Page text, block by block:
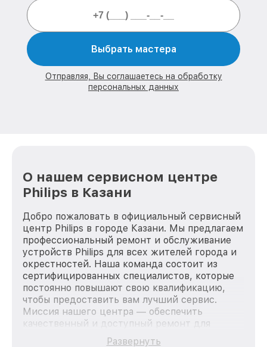
Выбрать мастера
Отправляя, Вы соглашаетесь на обработку
персональных данных
О нашем сервисном центре
Philips в Казани
Добро пожаловать в официальный сервисный
центр Philips в городе Казани. Мы предлагаем
профессиональный ремонт и обслуживание
устройств Philips для всех жителей города и
окрестностей. Наша команда состоит из
сертифицированных специалистов, которые
постоянно повышают свою квалификацию,
чтобы предоставить вам лучший сервис.
Миссия нашего центра — обеспечить
качественный и доступный ремонт для
каждого пользователя продукции Philips, вне
Развернуть